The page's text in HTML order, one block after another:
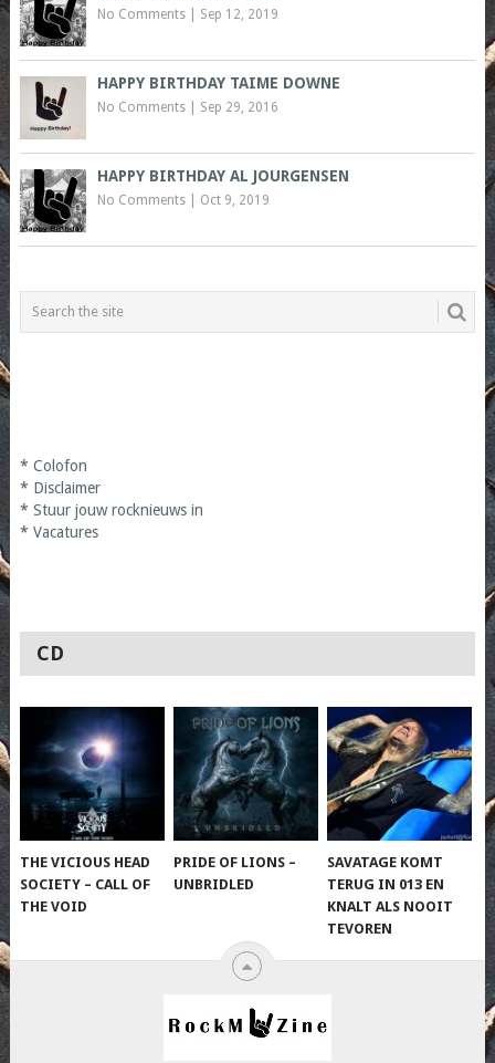
No Comments| Sep 12, 2019
HAPPY BIRTHDAY TAIME DOWNE
No Comments| Sep 29, 2016
HAPPY BIRTHDAY AL JOURGENSEN
No Comments| Oct 9, 2019
* Colofon
* Disclaimer
* Stuur jouw rocknieuws in
* Vacatures
CD
THE VICIOUS HEAD
SOCIETY – CALL OF
THE VOID
PRIDE OF LIONS –
UNBRIDLED
SAVATAGE KOMT
TERUG IN 013 EN
KNALT ALS NOOIT
TEVOREN